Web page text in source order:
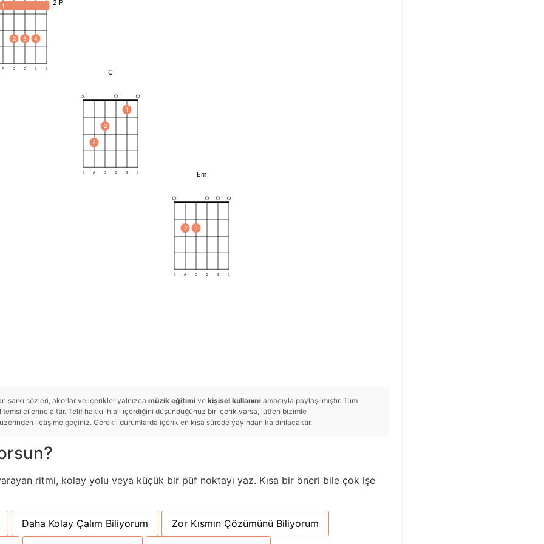
2.P
1
2 3 4
A D G B E C
3
2
1
E A D G B E Em
2 3
E A D G B E
şarkı sözleri, akorlar ve içerikler yalnızcamüzik eğitimi vekişisel kullanım amacıyla paylaşılmıştır. Tüm
aittir. Telif hakkı ihlali içerdiğini düşündüğünüz bir içerik varsa, lütfen bizimle
iletişime geçiniz. Gerekli durumlarda içerik en kısa sürede yayından kaldırılacaktır.
ritmi, kolay yolu veya küçük bir püf noktayı yaz. Kısa bir öneri bile çok işe
Daha Kolay Çalım Biliyorum Zor Kısmın Çözümünü Biliyorum